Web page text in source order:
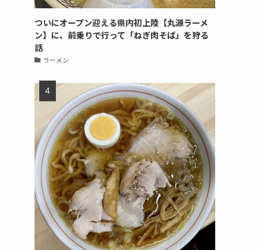
ついにオープン迎える県内初上陸【丸源ラーメ
ン】に、前乗りで行って「ねぎ肉そば」を狩る
話
ラーメン